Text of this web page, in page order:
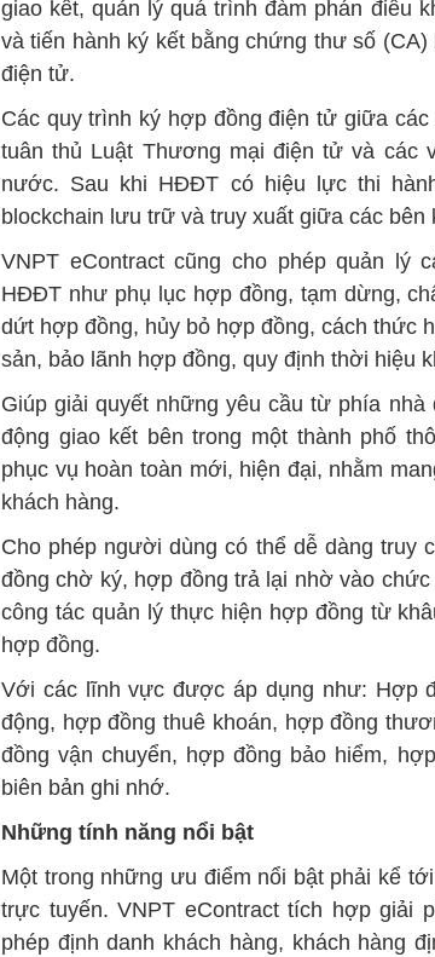
giao kết, quản lý quá trình đàm phán điều
và tiến hành ký kết bằng chứng thư số
điện tử.
Các quy trình ký hợp đồng điện tử giữa
tuân thủ Luật Thương mại điện tử và các
nước. Sau khi HĐĐT có hiệu lực thi
blockchain lưu trữ và truy xuất giữa các bên
VNPT eContract cũng cho phép quản lý
HĐĐT như phụ lục hợp đồng, tạm dừng,
dứt hợp đồng, hủy bỏ hợp đồng, cách thức
sản, bảo lãnh hợp đồng, quy định thời hiệu
Giúp giải quyết những yêu cầu từ phía
động giao kết bên trong một thành phố
phục vụ hoàn toàn mới, hiện đại, nhằm
khách hàng.
Cho phép người dùng có thể dễ dàng truy
đồng chờ ký, hợp đồng trả lại nhờ vào
công tác quản lý thực hiện hợp đồng từ
hợp đồng.
Với các lĩnh vực được áp dụng như: Hợp
động, hợp đồng thuê khoán, hợp đồng
đồng vận chuyển, hợp đồng bảo hiểm,
biên bản ghi nhớ.
Những tính năng nổi bật
Một trong những ưu điểm nổi bật phải kể
trực tuyến. VNPT eContract tích hợp giải
phép định danh khách hàng, khách hàng